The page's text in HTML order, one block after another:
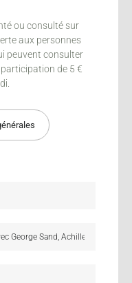
ou consulté sur
aux personnes
peuvent consulter
de 5 €